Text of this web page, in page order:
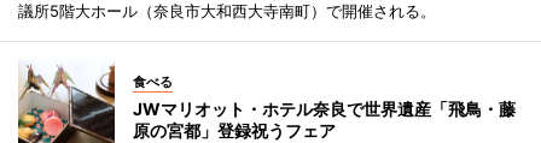
議所5階大ホール（奈良市大和西大寺南町）で開催される。
食べる
JWマリオット・ホテル奈良で世界遺産「飛鳥・藤
原の宮都」登録祝うフェア